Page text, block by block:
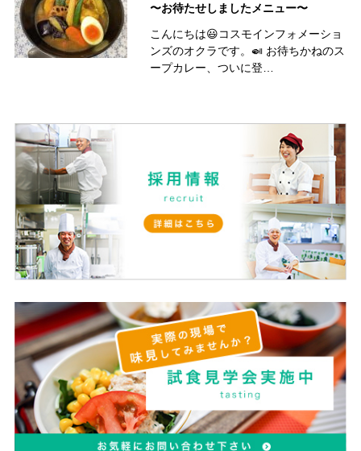
〜お待たせしましたメニュー〜
こんにちは😃コスモインフォメーショ
ンズのオクラです。🍛 お待ちかねのス
ープカレー、ついに登…